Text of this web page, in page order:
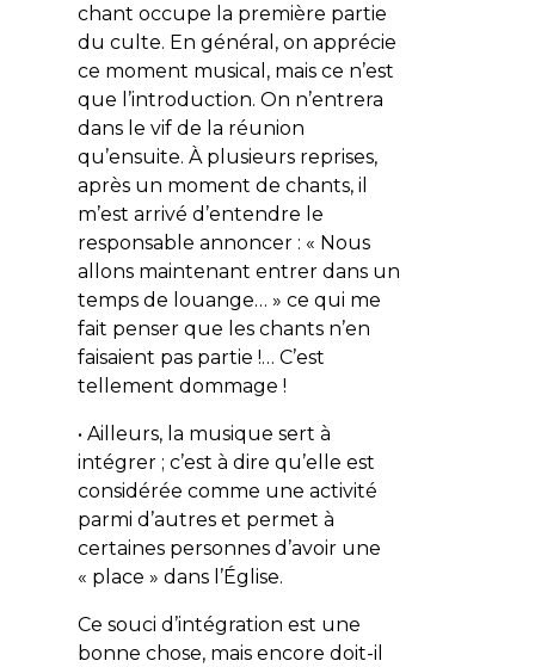
chant occupe la première partie
du culte. En général, on apprécie
ce moment musical, mais ce n’est
que l’introduction. On n’entrera
dans le vif de la réunion
qu’ensuite. À plusieurs reprises,
après un moment de chants, il
m’est arrivé d’entendre le
responsable annoncer : « Nous
allons maintenant entrer dans un
temps de louange… » ce qui me
fait penser que les chants n’en
faisaient pas partie !… C’est
tellement dommage !
• Ailleurs, la musique sert à
intégrer ; c’est à dire qu’elle est
considérée comme une activité
parmi d’autres et permet à
certaines personnes d’avoir une
« place » dans l’Église.
Ce souci d’intégration est une
bonne chose, mais encore doit-il